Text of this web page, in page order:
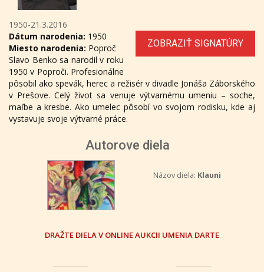
1950-21.3.2016
ZOBRAZIŤ SIGNATÚRY
Dátum narodenia: 1950
Miesto narodenia: Poproč
Slavo Benko sa narodil v roku
1950 v Poproči. Profesionálne
pôsobil ako spevák, herec a režisér v divadle Jonáša Záborského
v Prešove. Celý život sa venuje výtvarnému umeniu – soche,
maľbe a kresbe. Ako umelec pôsobí vo svojom rodisku, kde aj
vystavuje svoje výtvarné práce.
Autorove diela
Názov diela: Klauni
DRAŽTE DIELA V ONLINE AUKCII UMENIA DARTE